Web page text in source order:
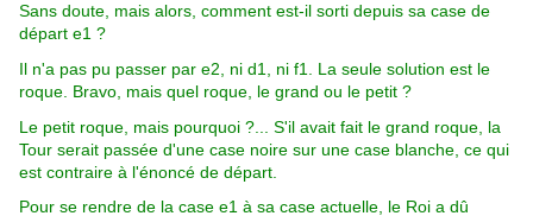
Sans doute, mais alors, comment est-il sorti depuis sa case de
départ e1 ?
Il n'a pas pu passer par e2, ni d1, ni f1. La seule solution est le
roque. Bravo, mais quel roque, le grand ou le petit ?
Le petit roque, mais pourquoi ?... S'il avait fait le grand roque, la
Tour serait passée d'une case noire sur une case blanche, ce qui
est contraire à l'énoncé de départ.
Pour se rendre de la case e1 à sa case actuelle, le Roi a dû